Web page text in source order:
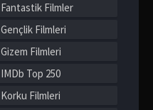
Fantastik Filmler
Gençlik Filmleri
Gizem Filmleri
IMDb Top 250
Korku Filmleri